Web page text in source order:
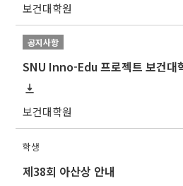
보건대학원
공지사항
보건대학원
학생
제38회 아산상 안내